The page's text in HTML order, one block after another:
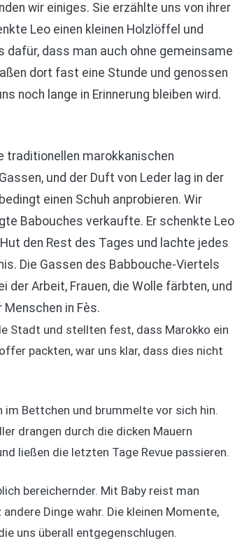
wir einiges. Sie erzählte uns von ihrer
Leo einen kleinen Holzlöffel und
dafür, dass man auch ohne gemeinsame
dort fast eine Stunde und genossen
noch lange in Erinnerung bleiben wird.
traditionellen marokkanischen
und der Duft von Leder lag in der
einen Schuh anprobieren. Wir
Babouches verkaufte. Er schenkte Leo
den Rest des Tages und lachte jedes
Die Gassen des Babbouche-Viertels
der Arbeit, Frauen, die Wolle färbten, und
in Fès.
Stadt und stellten fest, dass Marokko ein
packten, war uns klar, dass dies nicht
im Bettchen und brummelte vor sich hin.
drangen durch die dicken Mauern
ließen die letzten Tage Revue passieren.
bereichernder. Mit Baby reist man
Dinge wahr. Die kleinen Momente,
uns überall entgegenschlugen.